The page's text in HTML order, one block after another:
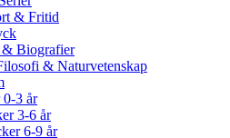
& Fritid
& Biografier
& Naturvetenskap
0-3 år
3-6 år
6-9 år